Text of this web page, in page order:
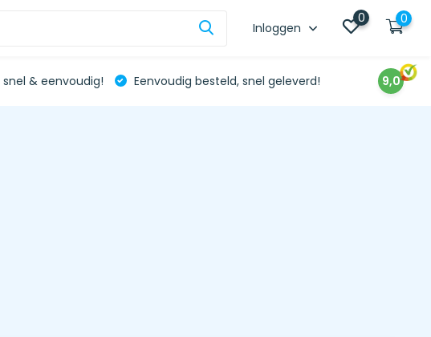
Inloggen
0 0
& eenvoudig! Eenvoudig besteld, snel geleverd! 9,0